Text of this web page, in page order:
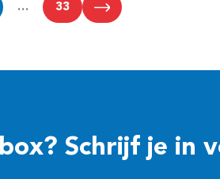
… 33
Schrijf je in